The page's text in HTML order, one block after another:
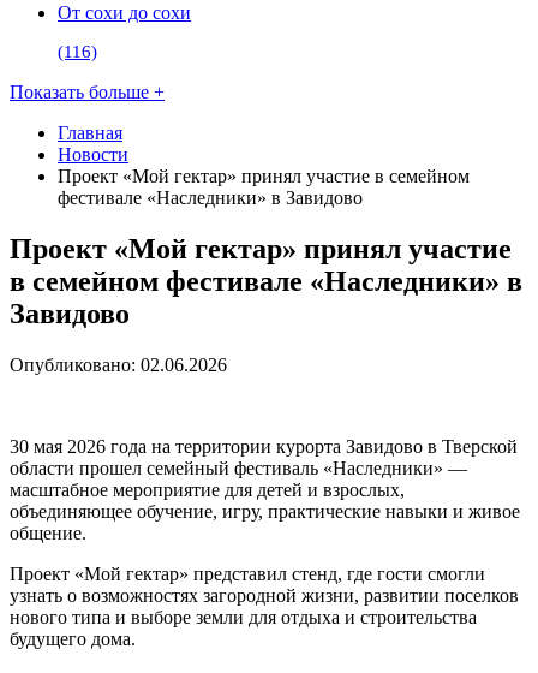
От сохи до сохи
(116)
Показать больше +
Главная
Новости
Проект «Мой гектар» принял участие в семейном
фестивале «Наследники» в Завидово
Проект «Мой гектар» принял участие
в семейном фестивале «Наследники» в
Завидово
Опубликовано: 02.06.2026
30 мая 2026 года на территории курорта Завидово в Тверской
области прошел семейный фестиваль «Наследники» —
масштабное мероприятие для детей и взрослых,
объединяющее обучение, игру, практические навыки и живое
общение.
Проект «Мой гектар» представил стенд, где гости смогли
узнать о возможностях загородной жизни, развитии поселков
нового типа и выборе земли для отдыха и строительства
будущего дома.